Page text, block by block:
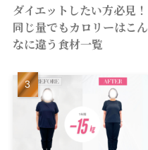
ダイエットしたい方必見！
同じ量でもカロリーはこん
なに違う食材一覧